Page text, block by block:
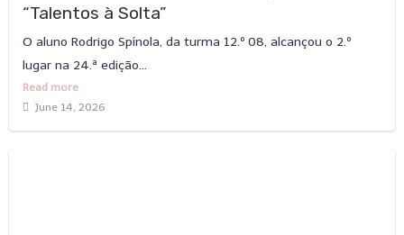
“Talentos à Solta”
O aluno Rodrigo Spínola, da turma 12.º 08, alcançou o 2.º
lugar na 24.ª edição...
Read more
June 14, 2026